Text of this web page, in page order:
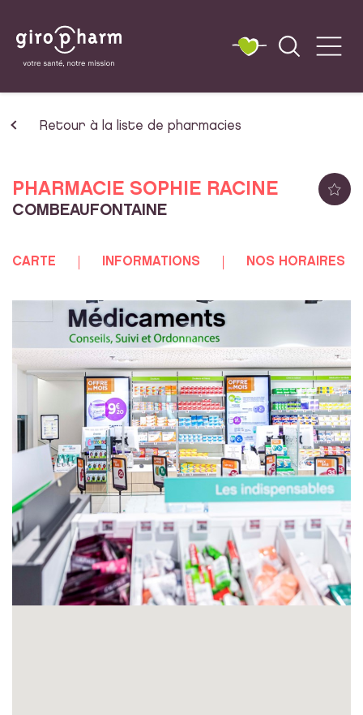
Retour à la liste de pharmacies
PHARMACIE SOPHIE RACINE
COMBEAUFONTAINE
CARTE INFORMATIONS NOS HORAIRES